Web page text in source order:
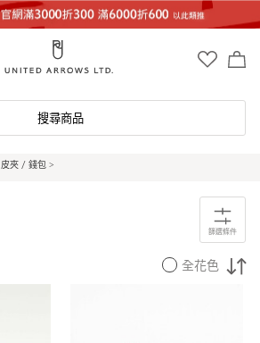
搜尋商品
皮夾 / 錢包 >
篩選條件
全花色